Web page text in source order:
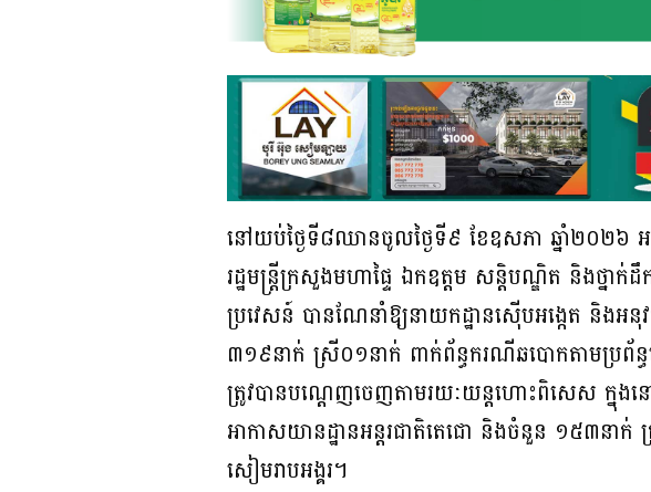
នៅយប់ថ្ងៃទី៨ឈានចូលថ្ងៃទី៩ ខែឧសភា ឆ្នាំ២០២៦ អ
រដ្ឋមន្ត្រីក្រសួងមហាផ្ទៃ ឯកឧត្តម សន្តិបណ្ឌិត និងថ្ន
ប្រវេសន៍ បានណែនាំឱ្យនាយកដ្ឋានស៊ើបអង្កេត និងអ
៣១៩នាក់ ស្រី០១នាក់ ពាក់ព័ន្ធករណីឆបោកតាមប្រព័ន្
ត្រូវបានបណ្ដេញចេញតាមរយៈយន្តហោះពិសេស ក្នុងន
អាកាសយានដ្ឋានអន្តរជាតិតេជោ និងចំនួន ១៥៣នាក់
សៀមរាបអង្គរ។